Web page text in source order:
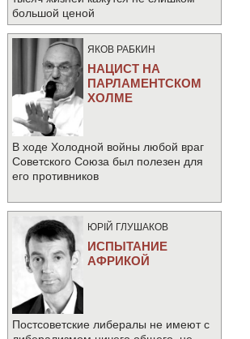
большой ценой
ЯКОВ РАБКИН
НАЦИСТ НА
ПАРЛАМЕНТСКОМ
ХОЛМЕ
В ходе Холодной войны любой враг
Советского Союза был полезен для
его противников
ЮРIЙ ГЛУШАКОВ
ИСПЫТАНИЕ
АФРИКОЙ
Постсоветские либералы не имеют с